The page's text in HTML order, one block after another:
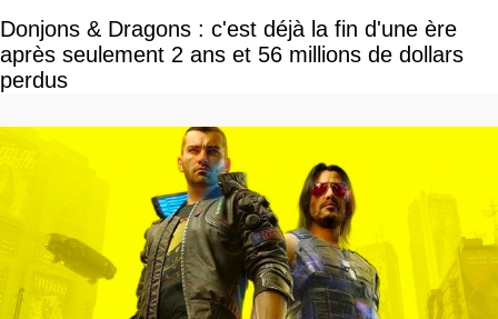
Donjons & Dragons : c'est déjà la fin d'une ère
après seulement 2 ans et 56 millions de dollars
perdus